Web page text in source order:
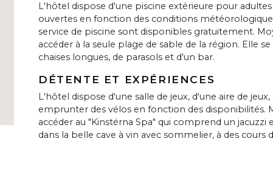
L'hôtel dispose d'une piscine extérieure pour
ouvertes en fonction des conditions
service de piscine sont disponibles gratuitement.
accéder à la seule plage de sable de la région. Elle
chaises longues, de parasols et d'un bar.
DÉTENTE ET EXPÉRIENCES
L'hôtel dispose d'une salle de jeux, d'une aire de
emprunter des vélos en fonction des
accéder au "Kinstérna Spa" qui comprend un
dans la belle cave à vin avec sommelier, à des cours